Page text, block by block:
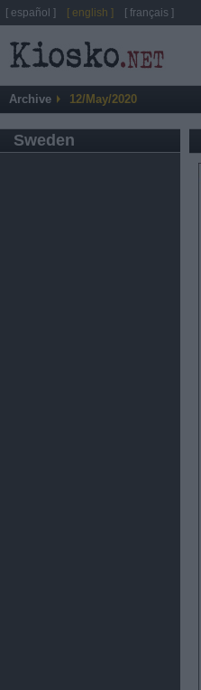
Archive 12/May/2020
Sweden
[ español ] [ english ] [ français ]